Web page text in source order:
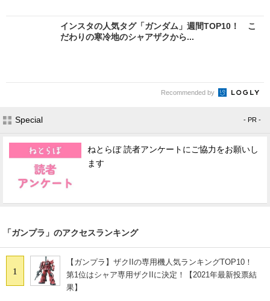
インスタの人気タグ「ガンダム」週間TOP10！ こ
だわりの寒冷地のシャアザクから...
Recommended by
Special - PR -
ねとらぼ 読者アンケートにご協力をお願いし
ます
「ガンプラ」のアクセスランキング
1
【ガンプラ】ザクIIの専用機人気ランキングTOP10！
第1位はシャア専用ザクIIに決定！【2021年最新投票結
果】